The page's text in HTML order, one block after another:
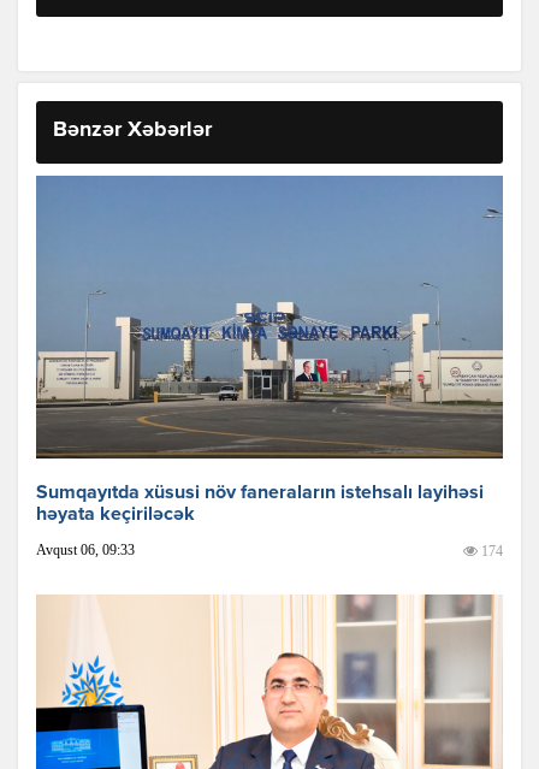
Bənzər Xəbərlər
Sumqayıtda xüsusi növ faneraların istehsalı layihəsi
həyata keçiriləcək
Avqust 06, 09:33 174